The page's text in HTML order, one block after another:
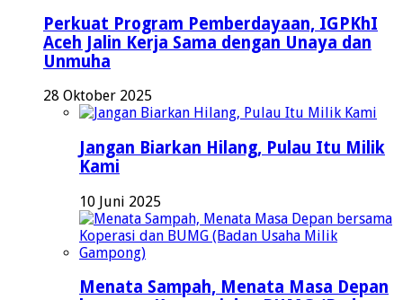
Perkuat Program Pemberdayaan, IGPKhI
Aceh Jalin Kerja Sama dengan Unaya dan
Unmuha
28 Oktober 2025
Jangan Biarkan Hilang, Pulau Itu Milik
Kami
10 Juni 2025
Menata Sampah, Menata Masa Depan